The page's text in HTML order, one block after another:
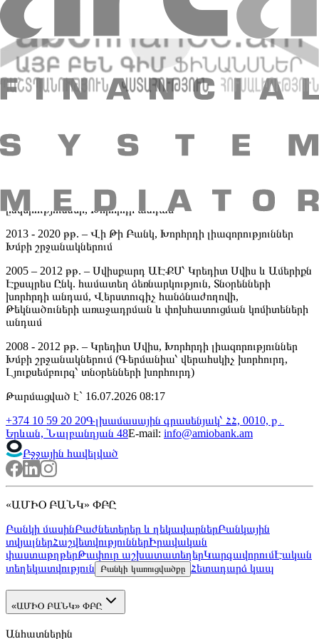
գործառնական տնօրեն
1992 – 1995 թթ. – Կրեդիտ Սվիս, Ցյուրիխ, Տնօրեն / Մասնավոր
բանկինգի ղեկավար
1989 - 1992 թթ. – Բանկ Ջ. Ֆոնտոբել և Ընկ., Ցյուրիխ,
Մասնավոր բանկինգի բաժնի ղեկավար
1986 – 1989 թթ. – Բրաուն Բրադերս Հարրիման և Ընկ., Նյու
աշխատանքի գծով մենեջեր
2021թ. – Պրիվատբանկ և Ջի Էմ Էյ Ասսեթ Մենեջմենթ
ընկերություններ, Խորհրդի անդամ
2013 - 2020 թթ. – Վի Թի Բանկ, Խորհրդի լիազորություններ
Խմբի շրջանակներում
2005 – 2012 թթ. – Սվիսքարդ ԱԷՔՍ՝ Կրեդիտ Սվիս և Ամերիքն
Էքսպրես Ընկ. համատեղ ձեռնարկություն, Տնօրենների
խորհրդի անդամ, Վերստուգիչ հանձնաժողովի,
Թեկնածուների առաջադրման և փոխհատուցման կոմիտեների
անդամ
2008 - 2012 թթ. – Կրեդիտ Սվիս, Խորհրդի լիազորություններ
Խմբի շրջանակներում (Գերմանիա՝ վերահսկիչ խորհուրդ,
Լյուքսեմբուրգ՝ տնօրենների խորհուրդ)
Թարմացված է` 16.07.2026 08:17
+374 10 59 20 20Գլխամասային գրասենյակ՝ ՀՀ, 0010, ք․
Երևան, Նալբանդյան 48E-mail: info@amiobank.am
Բջջային հավելված
«ԱՄԻՕ ԲԱՆԿ» ՓԲԸ
Բանկի մասինԲաժնետերեր և ղեկավարներԲանկային
տվյալներՀաշվետվություններԻրավական
փաստաթղթերԹափուր աշխատատեղերԿարգավորումԷական
տեղեկատվություն
Բանկի կառուցվածքը Հետադարձ կապ
«ԱՄԻՕ ԲԱՆԿ» ՓԲԸ
Անհատներին